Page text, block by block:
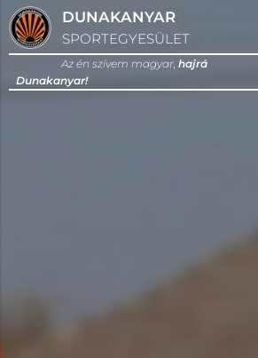
DUNAKANYAR
SPORTEGYESÜLET
Az én szívem magyar, hajrá
Dunakanyar!